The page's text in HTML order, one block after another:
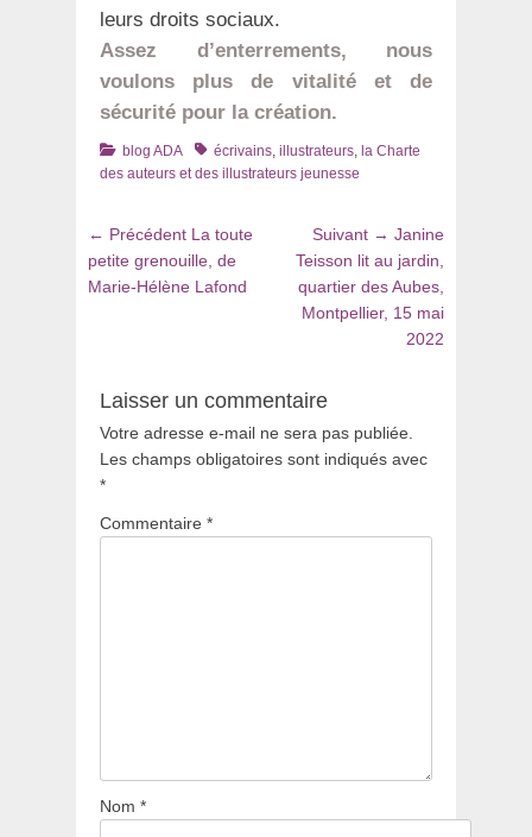
leurs droits sociaux.
Assez d’enterrements, nous
voulons plus de vitalité et de
sécurité pour la création.
Catégories
blog ADA Tagsécrivains, illustrateurs, la Charte
des auteurs et des illustrateurs jeunesse
Navigation
de
l’article
← Précédent Article
précédent
La toute
petite grenouille, de
Marie-Hélène Lafond
Suivant → Article
suivant
:
Janine
Teisson lit au jardin,
quartier des Aubes,
Montpellier, 15 mai
2022
Laisser un commentaire
Votre adresse e-mail ne sera pas publiée.
Les champs obligatoires sont indiqués avec
*
Commentaire *
Nom *